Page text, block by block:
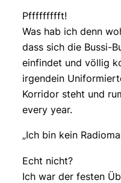
Pffffffffft!
Was hab ich denn
dass sich die Bussi-
einfindet und völlig
irgendein
Korridor steht und
every year.
„Ich bin kein
Echt nicht?
Ich war der festen